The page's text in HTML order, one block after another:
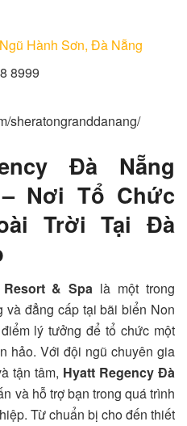
Hành Sơn, Đà Nẵng
8999
sheratongranddanang/
Đà Nẵng
Nơi Tổ Chức
Trời Tại Đà
& Spa là một trong
và đẳng cấp tại bãi biển Non
lý tưởng để tổ chức một
hảo. Với đội ngũ chuyên gia
tận tâm, Hyatt Regency Đà
và hỗ trợ bạn trong quá trình
Từ chuẩn bị cho đến thiết